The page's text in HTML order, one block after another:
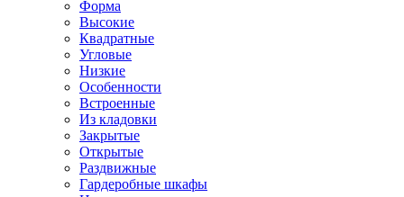
Форма
Высокие
Квадратные
Угловые
Низкие
Особенности
Встроенные
Из кладовки
Закрытые
Открытые
Раздвижные
Гардеробные шкафы